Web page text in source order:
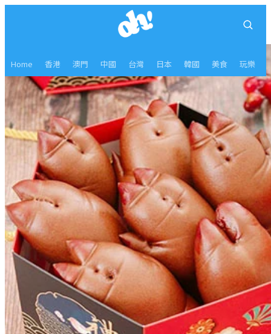
Home 香港 澳門 中國 台灣 日本 韓國 美食 玩樂